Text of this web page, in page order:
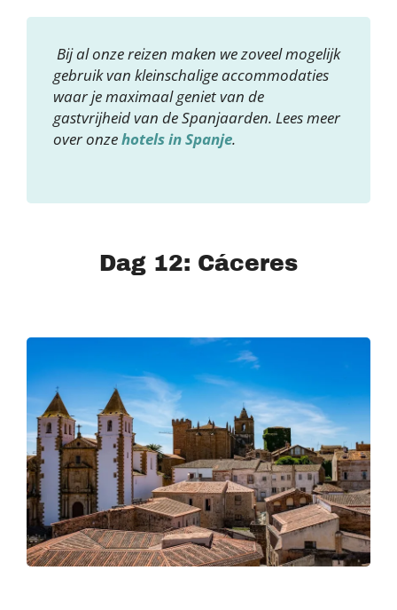
Bij al onze reizen maken we zoveel mogelijk
gebruik van kleinschalige accommodaties
waar je maximaal geniet van de
gastvrijheid van de Spanjaarden. Lees meer
over onzehotels in Spanje.
Dag 12: Cáceres